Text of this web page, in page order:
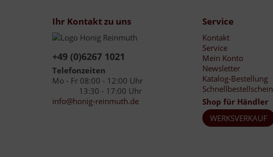
Ihr Kontakt zu uns
+49 (0)6267 1021
Telefonzeiten
Mo - Fr 08:00 - 12:00 Uhr
13:30 - 17:00 Uhr
info@honig-reinmuth.de
Service
Kontakt
Service
Mein Konto
Newsletter
Katalog-Bestellung
Schnellbestellschein
Shop für Händler
WERKSVERKAUF